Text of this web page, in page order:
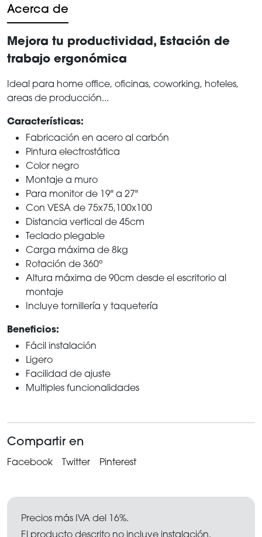
Acerca de
Mejora tu productividad, Estación de
trabajo ergonómica
Ideal para home office, oficinas, coworking, hoteles,
areas de producción...
Características:
Fabricación en acero al carbón
Pintura electrostática
Color negro
Montaje a muro
Para monitor de 19" a 27"
Con VESA de 75x75,100x100
Distancia vertical de 45cm
Teclado plegable
Carga máxima de 8kg
Rotación de 360º
Altura máxima de 90cm desde el escritorio al
montaje
Incluye tornillería y taquetería
Beneficios:
Fácil instalación
Ligero
Facilidad de ajuste
Multiples funcionalidades
Compartir en
Facebook Twitter Pinterest
Precios más IVA del 16%.
El producto descrito no incluye instalación.